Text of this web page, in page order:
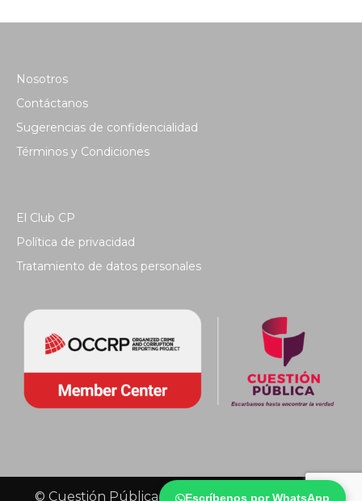
Escríbenos por WhatsApp
Nosotros
Contáctanos
Sugerencias de confidencialidad
Términos y Condiciones
El Club CP
Política de privacidad
Tratamiento de datos personales
© Cuestión Pública 2018 - Todos los derechos